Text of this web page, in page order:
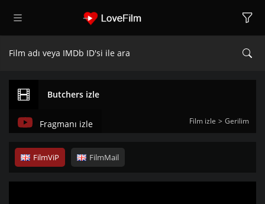
Butchers izle
Film izle Gerilim
Fragmanı izle
FilmViP FilmMail